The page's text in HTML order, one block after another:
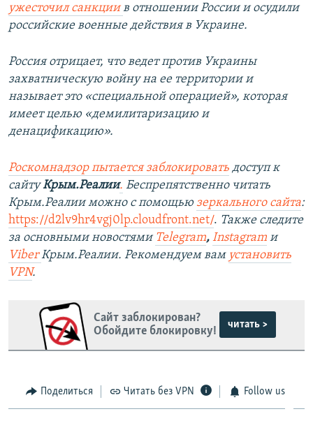
ужесточил санкциив отношении России и осудили
российские военные действия в Украине.
Россия отрицает, что ведет против Украины
захватническую войну на ее территории и
называет это «специальной операцией», которая
имеет целью «демилитаризацию и
денацификацию».
Роскомнадзор пытается заблокировать доступ к
сайтуКрым.Реалии. Беспрепятственно читать
Крым.Реалии можно с помощью зеркального сайта:
https://d2lv9hr4vgj0lp.cloudfront.net/. Также следите
за основными новостями Telegram, Instagram и
ViberКрым.Реалии. Рекомендуем вам установить
VPN.
Сайт заблокирован?
Обойдите блокировку!
читать >
Поделиться Читать без VPN Follow us